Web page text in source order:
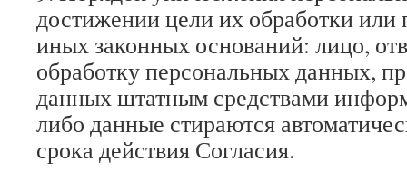
достижении цели их обработки или
иных законных оснований: лицо,
обработку персональных данных,
данных штатным средствами
либо данные стираются
срока действия Согласия.